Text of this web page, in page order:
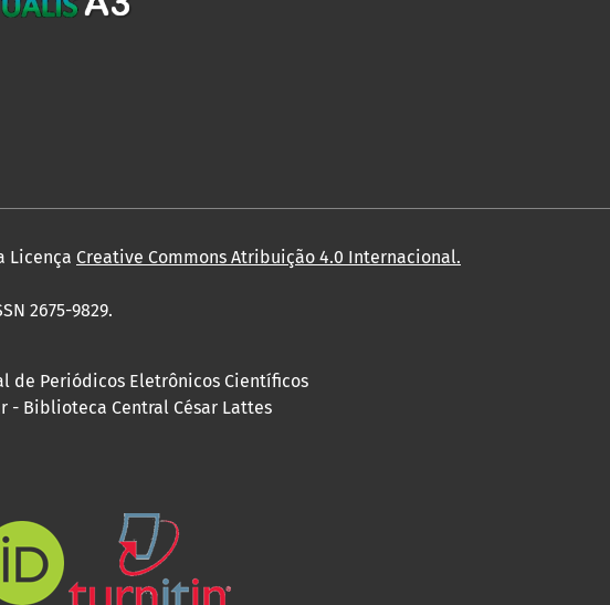
Licença Creative Commons Atribuição 4.0 Internacional.
2675-9829.
Periódicos Eletrônicos Científicos
- Biblioteca Central César Lattes